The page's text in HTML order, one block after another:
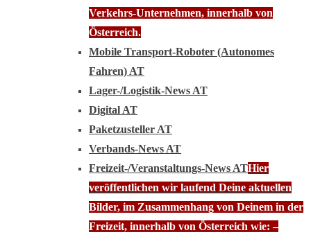
Verkehrs-Unternehmen, innerhalb von
Österreich.
Mobile Transport-Roboter (Autonomes
Fahren) AT
Lager-/Logistik-News AT
Digital AT
Paketzusteller AT
Verbands-News AT
Freizeit-/Veranstaltungs-News ATHier
veröffentlichen wir laufend Deine aktuellen
Bilder, im Zusammenhang von Deinem in der
Freizeit, innerhalb von Österreich wie: –